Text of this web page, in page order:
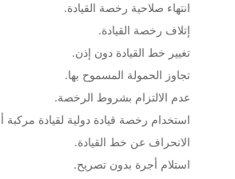
انتهاء صلاحية رخصة القيادة.
إتلاف رخصة القيادة.
تغيير خط القيادة دون إذن.
تجاوز الحمولة المسموح بها.
عدم الالتزام بشروط الرخصة.
استخدام رخصة قيادة دولية لقيادة مركبة
الانحراف عن خط القيادة.
استلام أجرة بدون تصريح.